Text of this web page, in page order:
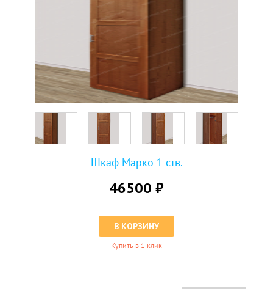
Шкаф Марко 1 ств.
46500 ₽
В КОРЗИНУ
Купить в 1 клик